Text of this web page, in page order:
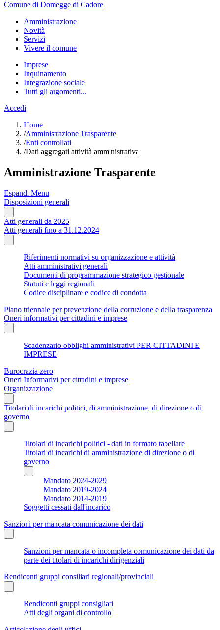
Comune di Domegge di Cadore
Amministrazione
Novità
Servizi
Vivere il comune
Imprese
Inquinamento
Integrazione sociale
Tutti gli argomenti...
Accedi
Home
/Amministrazione Trasparente
/Enti controllati
/Dati aggregati attività amministrativa
Amministrazione Trasparente
Espandi Menu
Disposizioni generali
Atti generali da 2025
Atti generali fino a 31.12.2024
Riferimenti normativi su organizzazione e attività
Atti amministrativi generali
Documenti di programmazione strategico gestionale
Statuti e leggi regionali
Codice disciplinare e codice di condotta
Piano triennale per prevenzione della corruzione e della trasparenza
Oneri informativi per cittadini e imprese
Scadenzario obblighi amministrativi PER CITTADINI E
IMPRESE
Burocrazia zero
Oneri Informarivi per cittadini e imprese
Organizzazione
Titolari di incarichi politici, di amministrazione, di direzione o di
governo
Titolari di incarichi politici - dati in formato tabellare
Titolari di incarichi di amministrazione di direzione o di
governo
Mandato 2024-2029
Mandato 2019-2024
Mandato 2014-2019
Soggetti cessati dall'incarico
Sanzioni per mancata comunicazione dei dati
Sanzioni per mancata o incompleta comunicazione dei dati da
parte dei titolari di incarichi dirigenziali
Rendiconti gruppi consiliari regionali/provinciali
Rendiconti gruppi consigliari
Atti degli organi di controllo